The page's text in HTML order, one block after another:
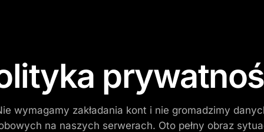
wymagamy zakładania kont i nie gromadzimy
na naszych serwerach. Oto pełny obraz